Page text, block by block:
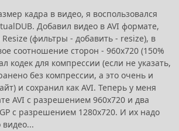
кадра в видео, я воспользовался
Добавил видео в AVI формате,
(фильтры - добавить - resize), в
соотношение сторон - 960x720 (150%
кодек для компрессии (если не указать,
без компрессии, а это очень и
и сохранил как AVI. Теперь у меня
AVI с разрешением 960х720 и два
с разрешением 1280х720. И их надо